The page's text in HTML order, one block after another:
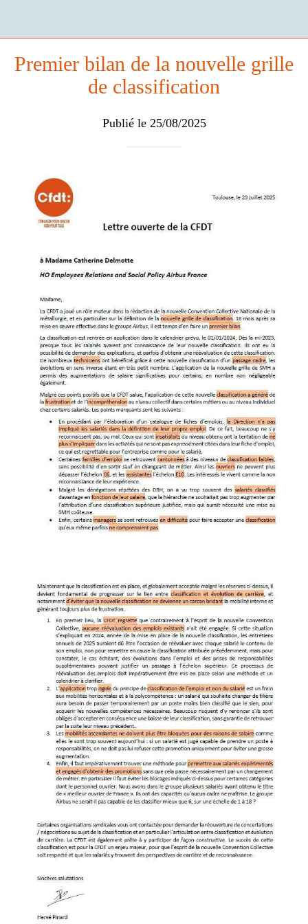
Premier bilan de la nouvelle grille
de classification
Publié le 25/08/2025